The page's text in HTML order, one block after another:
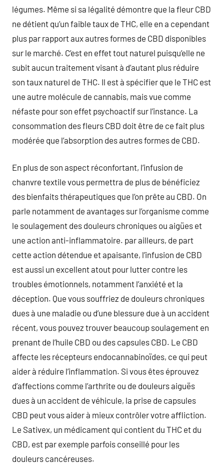
légumes. Même si sa légalité démontre que la fleur CBD
ne détient qu’un faible taux de THC, elle en a cependant
plus par rapport aux autres formes de CBD disponibles
sur le marché. C’est en effet tout naturel puisqu’elle ne
subit aucun traitement visant à d’autant plus réduire
son taux naturel de THC. Il est à spécifier que le THC est
une autre molécule de cannabis, mais vue comme
néfaste pour son effet psychoactif sur l’instance. La
consommation des fleurs CBD doit être de ce fait plus
modérée que l’absorption des autres formes de CBD.
En plus de son aspect réconfortant, l’infusion de
chanvre textile vous permettra de plus de bénéficiez
des bienfaits thérapeutiques que l’on prête au CBD. On
parle notamment de avantages sur l’organisme comme
le soulagement des douleurs chroniques ou aigües et
une action anti-inflammatoire. par ailleurs, de part
cette action détendue et apaisante, l’infusion de CBD
est aussi un excellent atout pour lutter contre les
troubles émotionnels, notamment l’anxiété et la
déception. Que vous souffriez de douleurs chroniques
dues à une maladie ou d’une blessure due à un accident
récent, vous pouvez trouver beaucoup soulagement en
prenant de l’huile CBD ou des capsules CBD. Le CBD
affecte les récepteurs endocannabinoïdes, ce qui peut
aider à réduire l’inflammation. Si vous êtes éprouvez
d’affections comme l’arthrite ou de douleurs aiguës
dues à un accident de véhicule, la prise de capsules
CBD peut vous aider à mieux contrôler votre affliction.
Le Sativex, un médicament qui contient du THC et du
CBD, est par exemple parfois conseillé pour les
douleurs cancéreuses.